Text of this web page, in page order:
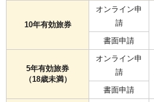
10年有効旅券
オンライン申
請
書面申請
5年有効旅券
（18歳未満）
オンライン申
請
書面申請